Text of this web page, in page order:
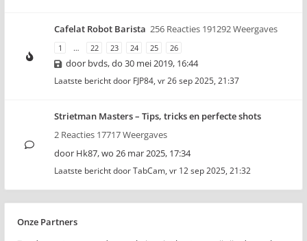
Cafelat Robot Barista 256 Reacties 191292 Weergaves
1 … 22 23 24 25 26
door bvds,do 30 mei 2019, 16:44
Laatste bericht door FJP84, vr 26 sep 2025, 21:37
Strietman Masters – Tips, tricks en perfecte shots
2 Reacties 17717 Weergaves
door Hk87,wo 26 mar 2025, 17:34
Laatste bericht doorTabCam, vr 12 sep 2025, 21:32
Onze Partners